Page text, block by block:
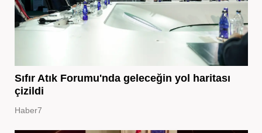
Sıfır Atık Forumu'nda geleceğin yol haritası
çizildi
Haber7